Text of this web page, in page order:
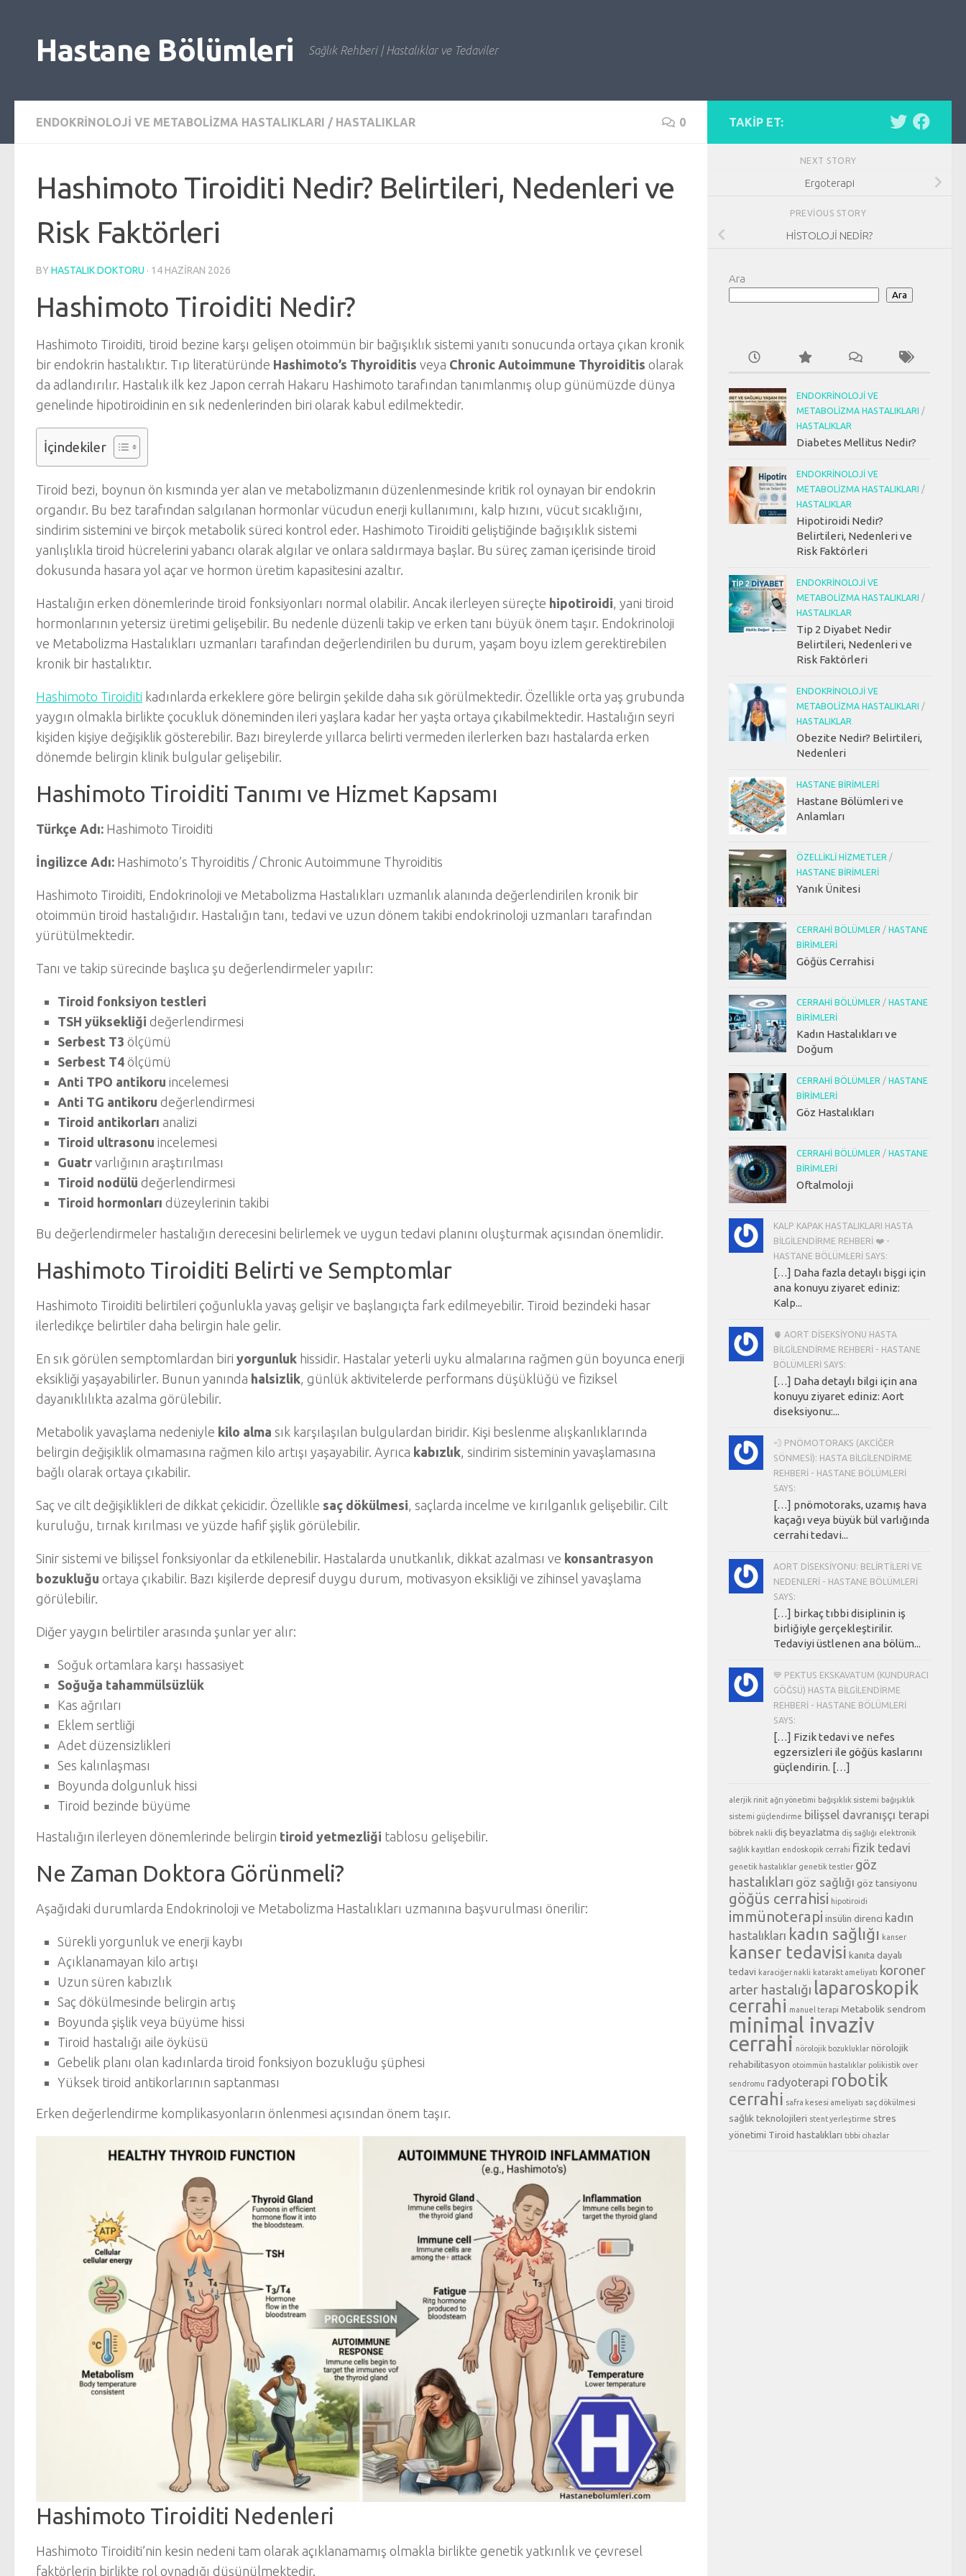
Hastane Bölümleri Sağlık Rehberi | Hastalıklar ve Tedaviler
ENDOKRINOLOJI VE METABOLIZMA HASTALIKLARI / HASTALIKLAR 0
Hashimoto Tiroiditi Nedir? Belirtileri, Nedenleri ve
Risk Faktörleri
BY HASTALIK DOKTORU · 14 HAZIRAN 2026
Hashimoto Tiroiditi Nedir?
Hashimoto Tiroiditi, tiroid bezine karşı gelişen otoimmün bir bağışıklık sistemi yanıtı sonucunda ortaya çıkan kronik
bir endokrin hastalıktır. Tıp literatüründe Hashimoto’s Thyroiditis veya Chronic Autoimmune Thyroiditis olarak
da adlandırılır. Hastalık ilk kez Japon cerrah Hakaru Hashimoto tarafından tanımlanmış olup günümüzde dünya
genelinde hipotiroidinin en sık nedenlerinden biri olarak kabul edilmektedir.
İçindekiler
Tiroid bezi, boynun ön kısmında yer alan ve metabolizmanın düzenlenmesinde kritik rol oynayan bir endokrin
organdır. Bu bez tarafından salgılanan hormonlar vücudun enerji kullanımını, kalp hızını, vücut sıcaklığını,
sindirim sistemini ve birçok metabolik süreci kontrol eder. Hashimoto Tiroiditi geliştiğinde bağışıklık sistemi
yanlışlıkla tiroid hücrelerini yabancı olarak algılar ve onlara saldırmaya başlar. Bu süreç zaman içerisinde tiroid
dokusunda hasara yol açar ve hormon üretim kapasitesini azaltır.
Hastalığın erken dönemlerinde tiroid fonksiyonları normal olabilir. Ancak ilerleyen süreçte hipotiroidi, yani tiroid
hormonlarının yetersiz üretimi gelişebilir. Bu nedenle düzenli takip ve erken tanı büyük önem taşır. Endokrinoloji
ve Metabolizma Hastalıkları uzmanları tarafından değerlendirilen bu durum, yaşam boyu izlem gerektirebilen
kronik bir hastalıktır.
Hashimoto Tiroiditi kadınlarda erkeklere göre belirgin şekilde daha sık görülmektedir. Özellikle orta yaş grubunda
yaygın olmakla birlikte çocukluk döneminden ileri yaşlara kadar her yaşta ortaya çıkabilmektedir. Hastalığın seyri
kişiden kişiye değişiklik gösterebilir. Bazı bireylerde yıllarca belirti vermeden ilerlerken bazı hastalarda erken
dönemde belirgin klinik bulgular gelişebilir.
Hashimoto Tiroiditi Tanımı ve Hizmet Kapsamı
Türkçe Adı: Hashimoto Tiroiditi
İngilizce Adı: Hashimoto’s Thyroiditis / Chronic Autoimmune Thyroiditis
Hashimoto Tiroiditi, Endokrinoloji ve Metabolizma Hastalıkları uzmanlık alanında değerlendirilen kronik bir
otoimmün tiroid hastalığıdır. Hastalığın tanı, tedavi ve uzun dönem takibi endokrinoloji uzmanları tarafından
yürütülmektedir.
Tanı ve takip sürecinde başlıca şu değerlendirmeler yapılır:
Tiroid fonksiyon testleri
TSH yüksekliği değerlendirmesi
Serbest T3 ölçümü
Serbest T4 ölçümü
Anti TPO antikoru incelemesi
Anti TG antikoru değerlendirmesi
Tiroid antikorları analizi
Tiroid ultrasonu incelemesi
Guatr varlığının araştırılması
Tiroid nodülü değerlendirmesi
Tiroid hormonları düzeylerinin takibi
Bu değerlendirmeler hastalığın derecesini belirlemek ve uygun tedavi planını oluşturmak açısından önemlidir.
Hashimoto Tiroiditi Belirti ve Semptomlar
Hashimoto Tiroiditi belirtileri çoğunlukla yavaş gelişir ve başlangıçta fark edilmeyebilir. Tiroid bezindeki hasar
ilerledikçe belirtiler daha belirgin hale gelir.
En sık görülen semptomlardan biri yorgunluk hissidir. Hastalar yeterli uyku almalarına rağmen gün boyunca enerji
eksikliği yaşayabilirler. Bunun yanında halsizlik, günlük aktivitelerde performans düşüklüğü ve fiziksel
dayanıklılıkta azalma görülebilir.
Metabolik yavaşlama nedeniyle kilo alma sık karşılaşılan bulgulardan biridir. Kişi beslenme alışkanlıklarında
belirgin değişiklik olmamasına rağmen kilo artışı yaşayabilir. Ayrıca kabızlık, sindirim sisteminin yavaşlamasına
bağlı olarak ortaya çıkabilir.
Saç ve cilt değişiklikleri de dikkat çekicidir. Özellikle saç dökülmesi, saçlarda incelme ve kırılganlık gelişebilir. Cilt
kuruluğu, tırnak kırılması ve yüzde hafif şişlik görülebilir.
Sinir sistemi ve bilişsel fonksiyonlar da etkilenebilir. Hastalarda unutkanlık, dikkat azalması ve konsantrasyon
bozukluğu ortaya çıkabilir. Bazı kişilerde depresif duygu durum, motivasyon eksikliği ve zihinsel yavaşlama
görülebilir.
Diğer yaygın belirtiler arasında şunlar yer alır:
Soğuk ortamlara karşı hassasiyet
Soğuğa tahammülsüzlük
Kas ağrıları
Eklem sertliği
Adet düzensizlikleri
Ses kalınlaşması
Boyunda dolgunluk hissi
Tiroid bezinde büyüme
Hastalığın ilerleyen dönemlerinde belirgin tiroid yetmezliği tablosu gelişebilir.
Ne Zaman Doktora Görünmeli?
Aşağıdaki durumlarda Endokrinoloji ve Metabolizma Hastalıkları uzmanına başvurulması önerilir:
Sürekli yorgunluk ve enerji kaybı
Açıklanamayan kilo artışı
Uzun süren kabızlık
Saç dökülmesinde belirgin artış
Boyunda şişlik veya büyüme hissi
Tiroid hastalığı aile öyküsü
Gebelik planı olan kadınlarda tiroid fonksiyon bozukluğu şüphesi
Yüksek tiroid antikorlarının saptanması
Erken değerlendirme komplikasyonların önlenmesi açısından önem taşır.
Hashimoto Tiroiditi Nedenleri
Hashimoto Tiroiditi’nin kesin nedeni tam olarak açıklanamamış olmakla birlikte genetik yatkınlık ve çevresel
faktörlerin birlikte rol oynadığı düşünülmektedir.
TAKIP ET:
NEXT STORY
Ergoterapi
PREVIOUS STORY
HİSTOLOJİ NEDİR?
Ara
Ara
ENDOKRINOLOJI VE
METABOLIZMA HASTALIKLARI /
HASTALIKLAR
Diabetes Mellitus Nedir?
ENDOKRINOLOJI VE
METABOLIZMA HASTALIKLARI /
HASTALIKLAR
Hipotiroidi Nedir?
Belirtileri, Nedenleri ve
Risk Faktörleri
ENDOKRINOLOJI VE
METABOLIZMA HASTALIKLARI /
HASTALIKLAR
Tip 2 Diyabet Nedir
Belirtileri, Nedenleri ve
Risk Faktörleri
ENDOKRINOLOJI VE
METABOLIZMA HASTALIKLARI /
HASTALIKLAR
Obezite Nedir? Belirtileri,
Nedenleri
HASTANE BIRIMLERI
Hastane Bölümleri ve
Anlamları
ÖZELLIKLI HIZMETLER /
HASTANE BIRIMLERI
Yanık Ünitesi
CERRAHI BÖLÜMLER / HASTANE
BIRIMLERI
Göğüs Cerrahisi
CERRAHI BÖLÜMLER / HASTANE
BIRIMLERI
Kadın Hastalıkları ve
Doğum
CERRAHI BÖLÜMLER / HASTANE
BIRIMLERI
Göz Hastalıkları
CERRAHI BÖLÜMLER / HASTANE
BIRIMLERI
Oftalmoloji
KALP KAPAK HASTALIKLARI HASTA
BILGILENDIRME REHBERI ❤️ -
HASTANE BÖLÜMLERI SAYS:
[…] Daha fazla detaylı bişgi için
ana konuyu ziyaret ediniz:
Kalp...
🫀 AORT DISEKSIYONU HASTA
BILGILENDIRME REHBERI - HASTANE
BÖLÜMLERI SAYS:
[…] Daha detaylı bilgi için ana
konuyu ziyaret ediniz: Aort
diseksiyonu:...
💨 PNÖMOTORAKS (AKCIĞER
SÖNMESI): HASTA BILGILENDIRME
REHBERI - HASTANE BÖLÜMLERI
SAYS:
[…] pnömotoraks, uzamış hava
kaçağı veya büyük bül varlığında
cerrahi tedavi...
AORT DISEKSIYONU: BELIRTILERI VE
NEDENLERI - HASTANE BÖLÜMLERI
SAYS:
[…] birkaç tıbbi disiplinin iş
birliğiyle gerçekleştirilir.
Tedaviyi üstlenen ana bölüm...
💙 PEKTUS EKSKAVATUM (KUNDURACI
GÖĞSÜ) HASTA BILGILENDIRME
REHBERI - HASTANE BÖLÜMLERI
SAYS:
[…] Fizik tedavi ve nefes
egzersizleri ile göğüs kaslarını
güçlendirin. […]
alerjik rinit ağrı yönetimi bağışıklık sistemi bağışıklık
sistemi güçlendirme bilişsel davranışçı terapi
böbrek nakli diş beyazlatma diş sağlığı elektronik
sağlık kayıtları endoskopik cerrahi fizik tedavi
genetik hastalıklar genetik testler göz
hastalıkları göz sağlığı göz tansiyonu
göğüs cerrahisi hipotiroidi
immünoterapi insülin direnci kadın
hastalıkları kadın sağlığı kanser
kanser tedavisi kanıta dayalı
tedavi karaciğer nakli katarakt ameliyatı koroner
arter hastalığı laparoskopik
cerrahi manuel terapi Metabolik sendrom
minimal invaziv
cerrahi nörolojik bozukluklar nörolojik
rehabilitasyon otoimmün hastalıklar polikistik over
sendromu radyoterapi robotik
cerrahi safra kesesi ameliyatı saç dökülmesi
sağlık teknolojileri stent yerleştirme stres
yönetimi Tiroid hastalıkları tıbbi cihazlar